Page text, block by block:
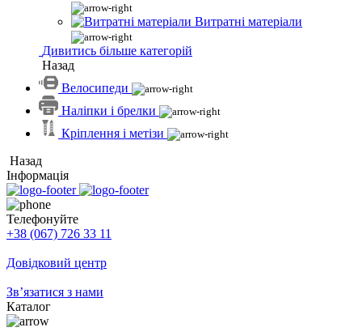
Витратні матеріали
Дивитись більше категорій
Назад
Велосипеди
Наліпки і брелки
Кріплення і метізи
Назад
Інформація
Телефонуйте
+38 (067) 726 33 11
Довідковий центр
Зв’язатися з нами
Каталог